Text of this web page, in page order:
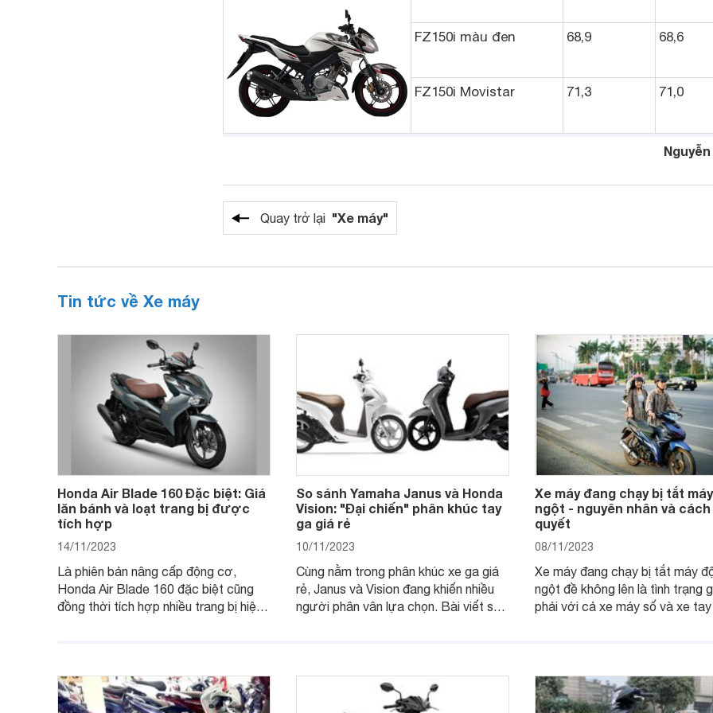
FZ150i màu đen 68,9 68,6
FZ150i Movistar 71,3 71,0
Quay trở lại "Xe máy"
Tin tức về Xe máy
Honda Air Blade 160 Đặc biệt: Giá
lăn bánh và loạt trang bị được
tích hợp
14/11/2023
Là phiên bản nâng cấp động cơ,
Honda Air Blade 160 đặc biệt cũng
đồng thời tích hợp nhiều trang bị hiện
So sánh Yamaha Janus và Honda
Vision: "Đại chiến" phân khúc tay
ga giá rẻ
10/11/2023
Cùng nằm trong phân khúc xe ga giá
rẻ, Janus và Vision đang khiến nhiều
người phân vân lựa chọn. Bài viết so
Xe máy đang chạy bị tắt
ngột - nguyên nhân và cách
quyết
08/11/2023
Xe máy đang chạy bị tắt máy
ngột đề không lên là tình trạng
phải với cả xe máy số và xe